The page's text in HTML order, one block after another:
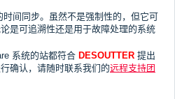
间同步。虽然不是强制性的，但它可
是可追溯性还是用于故障处理的系统
系统的站都符合 DESOUTTER 提出
确认，请随时联系我们的远程支持团